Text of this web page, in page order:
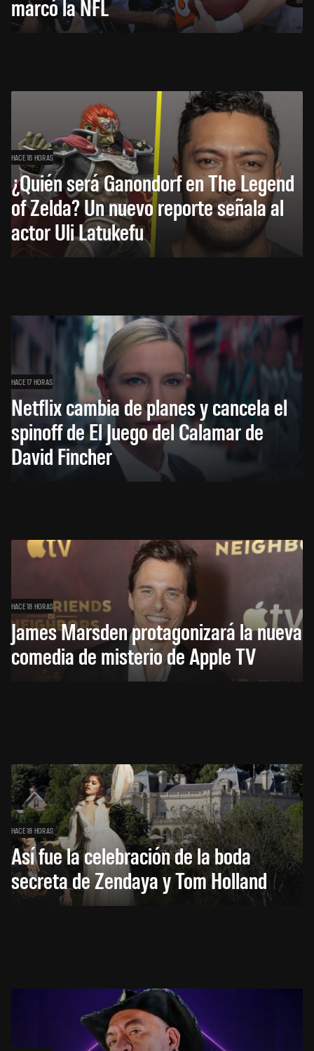
marcó la NFL
HACE 16 HORAS
¿Quién será Ganondorf en The Legend
of Zelda? Un nuevo reporte señala al
actor Uli Latukefu
HACE 17 HORAS
Netflix cambia de planes y cancela el
spinoff de El Juego del Calamar de
David Fincher
HACE 18 HORAS
James Marsden protagonizará la nueva
comedia de misterio de Apple TV
HACE 18 HORAS
Así fue la celebración de la boda
secreta de Zendaya y Tom Holland